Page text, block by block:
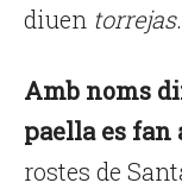
diuen torrejas.
Amb noms
paella es fan
rostes de